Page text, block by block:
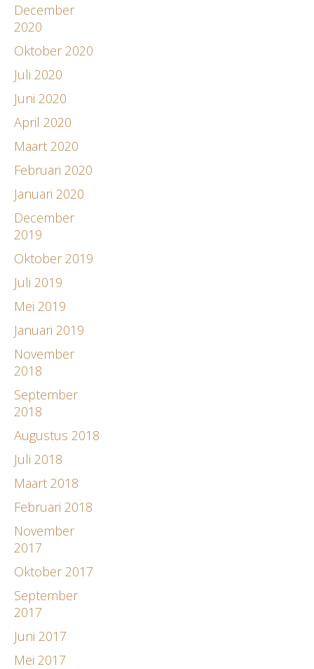
December
2020
Oktober 2020
Juli 2020
Juni 2020
April 2020
Maart 2020
Februari 2020
Januari 2020
December
2019
Oktober 2019
Juli 2019
Mei 2019
Januari 2019
November
2018
September
2018
Augustus 2018
Juli 2018
Maart 2018
Februari 2018
November
2017
Oktober 2017
September
2017
Juni 2017
Mei 2017